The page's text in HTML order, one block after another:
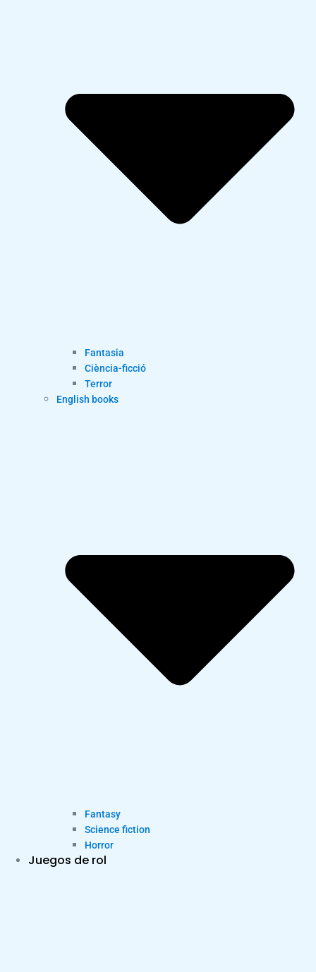
Fantasia
Ciència-ficció
Terror
English books
Fantasy
Science fiction
Horror
Juegos de rol